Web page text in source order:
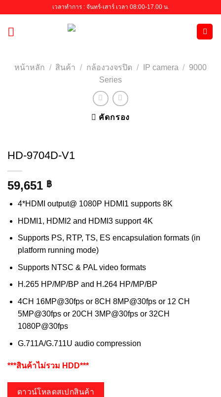
content
เวลาทำการ : จันทร์-เสาร์ เวลา 08:00-17.00 น.
หน้าหลัก / สินค้า / กล้องวงจรปิด / IP camera / 9000
Series
คัดกรอง
HD-9704D-V1
59,651 ฿
4*HDMI output@ 1080P HDMI1 supports 8K
HDMI1, HDMI2 and HDMI3 support 4K
Supports PS, RTP, TS, ES encapsulation formats (in
platform running mode)
Supports NTSC & PAL video formats
H.265 HP/MP/BP and H.264 HP/MP/BP
4CH 16MP@30fps or 8CH 8MP@30fps or 12 CH
5MP@30fps or 20CH 3MP@30fps or 32CH
1080P@30fps
G.711A/G.711U audio compression
***สินค้าไม่รวม HDD***
ดาวน์โหลดสเปกสินค้า